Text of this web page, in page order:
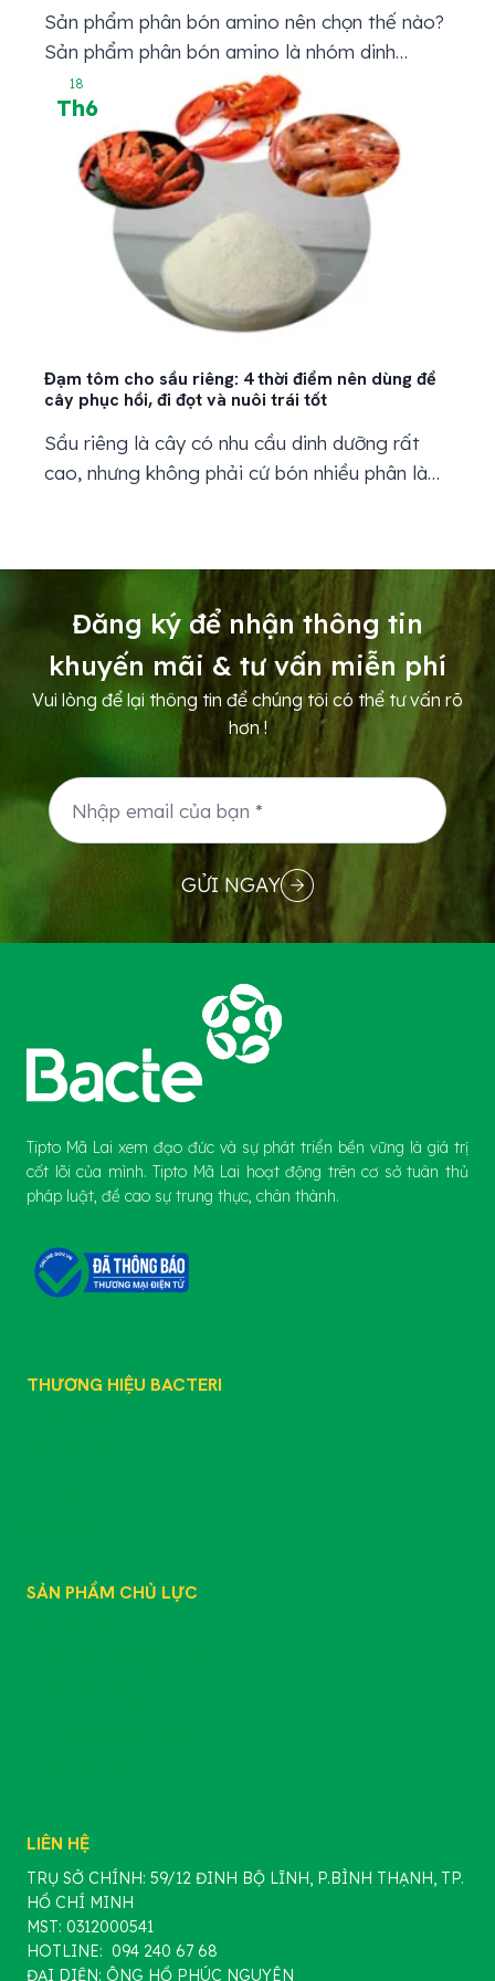
Sản phẩm phân bón amino nên chọn thế nào?
Sản phẩm phân bón amino là nhóm dinh
dưỡng được nhiều nhà vườn dùng khi cây có
dấu hiệu xuống sức, lá không xanh bền, đọt ra
yếu hoặc trái nuôi chậm. Nói dễ hiểu, amino
giống như nhóm dinh dưỡng giúp cây có thêm
“sức”...
18
Th6
Đạm tôm cho sầu riêng: 4 thời điểm nên dùng để
cây phục hồi, đi đọt và nuôi trái tốt
Sầu riêng là cây có nhu cầu dinh dưỡng rất
cao, nhưng không phải cứ bón nhiều phân là
Đăng ký để nhận thông tin
khuyến mãi & tư vấn miễn phí
Vui lòng để lại thông tin để chúng tôi có thể tư vấn rõ
hơn !
GỬI NGAY
Tipto Mã Lai xem đạo đức và sự phát triển bền vững là giá trị
cốt lõi của mình. Tipto Mã Lai hoạt động trên cơ sở tuân thủ
pháp luật, đề cao sự trung thực, chân thành.
THƯƠNG HIỆU BACTERI
SẢN PHẨM CHỦ LỰC
LIÊN HỆ
TRỤ SỞ CHÍNH: 59/12 ĐINH BỘ LĨNH, P.BÌNH THẠNH, TP.
HỒ CHÍ MINH
MST: 0312000541
HOTLINE: 094 240 67 68
ĐẠI DIỆN: ÔNG HỒ PHÚC NGUYÊN